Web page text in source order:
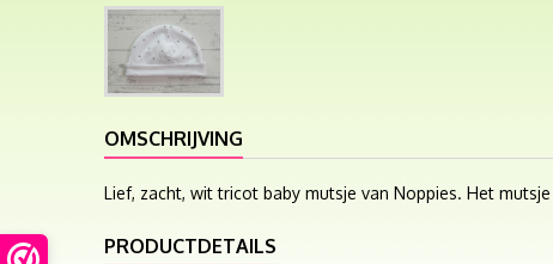
OMSCHRIJVING
Lief, zacht, wit tricot baby mutsje van Noppies. Het
PRODUCTDETAILS